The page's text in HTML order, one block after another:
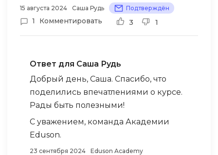
поэтому рекомендую ее тем, кто хочет
повысить свою квалификацию или начать
дороге. Очень жду обновления
приложение для более удобного
обучения с мобильного телефона.
15 августа 2024 Саша Рудь Подтверждён
1 Комментировать 3 1
Ответ для Саша Рудь
Добрый день, Саша. Спасибо, что
поделились впечатлениями о курсе.
Рады быть полезными!
С уважением, команда Академии
Eduson.
23 сентября 2024 Eduson Academy